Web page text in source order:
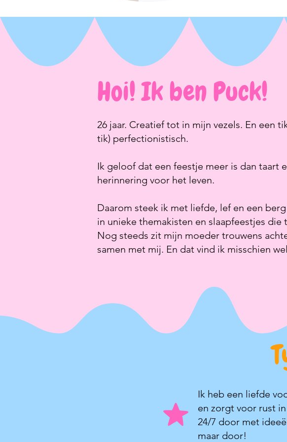
26 jaar. Creatief tot in mijn vezels. En een
tik) perfectionistisch.
Ik geloof dat een feestje meer is dan taart
herinnering voor het leven.
Daarom steek ik met liefde, lef en een
in unieke themakisten en slaapfeestjes
Nog steeds zit mijn moeder trouwens
samen met mij. En dat vind ik misschien
Hoi! Ik ben Puck!
Ik heb een liefde
en zorgt voor rust
24/7 door met
maar door!